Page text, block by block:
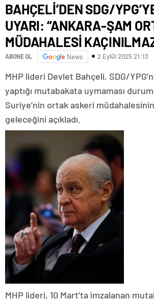
BAHÇELİ’DEN SDG/
UYARI: “ANKARA-ŞAM
MÜDAHALESİ
ABONE OL News 2 Eylül 2025 21:13
MHP lideri Devlet Bahçeli, SDG/
yaptığı mutabakata uymaması
Suriye’nin ortak askeri
geleceğini açıkladı.
MHP lideri, 10 Mart’ta imzalanan